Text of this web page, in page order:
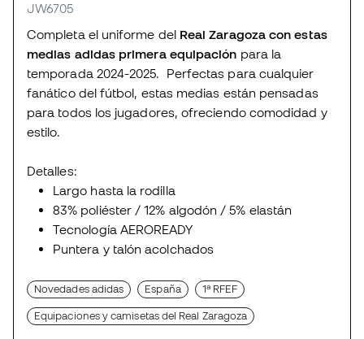
JW6705
Completa el uniforme delReal Zaragoza con estas
medias adidas primera equipación para la
temporada 2024-2025. Perfectas para cualquier
fanático del fútbol, estas medias están pensadas
para todos los jugadores, ofreciendo comodidad y
estilo.
Detalles:
Largo hasta la rodilla
83% poliéster / 12% algodón / 5% elastán
Tecnología AEROREADY
Puntera y talón acolchados
Novedades adidas España 1ª RFEF
Equipaciones y camisetas del Real Zaragoza